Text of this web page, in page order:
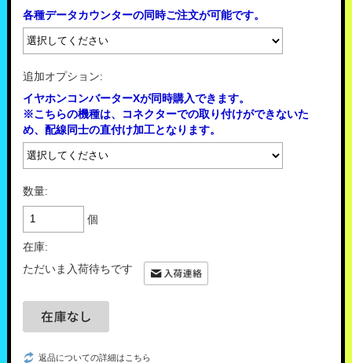
各種データカウンターの同時ご注文が可能です。
追加オプション:
イヤホンコンバーターXが同時購入できます。
※こちらの機種は、コネクターでの取り付けができないた
め、配線同士の直付け加工となります。
数量:
個
在庫:
ただいま入荷待ちです
返品についての詳細はこちら